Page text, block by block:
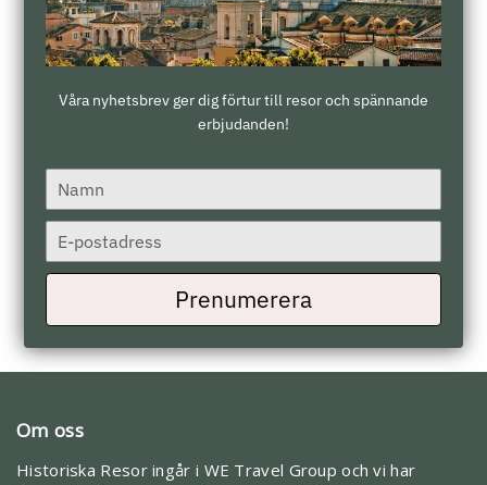
Prenumerera
Namn
Skicka anmälan
Om oss
Historiska Resor ingår i WE Travel Group och vi har
Våra nyhetsbrev ger dig förtur till resor och spännande
erbjudanden!
Type
your
name
Type
your
email
Prenumerera